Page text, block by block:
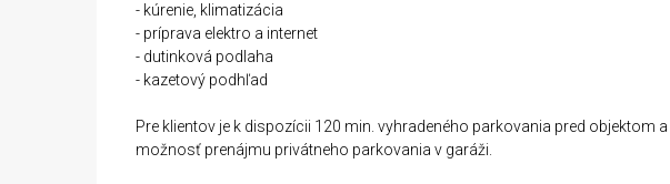
- kúrenie, klimatizácia
- príprava elektro a internet
- dutinková podlaha
- kazetový podhľad
Pre klientov je k dispozícii 120 min. vyhradeného parkovania pred objektom
možnosť prenájmu privátneho parkovania v garáži.